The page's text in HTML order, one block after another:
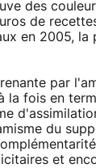
des
de
en 2005, la
par
la fois en
du
et